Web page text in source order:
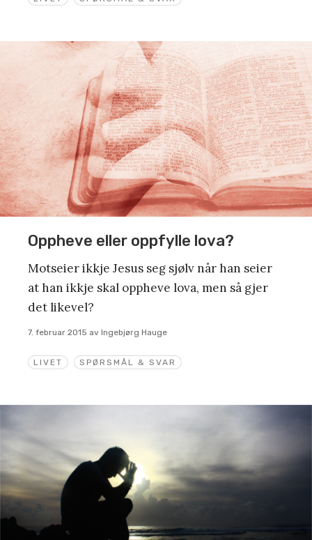
LIVET SPØRSMÅL & SVAR
Oppheve eller oppfylle lova?
Motseier ikkje Jesus seg sjølv når han seier
at han ikkje skal oppheve lova, men så gjer
det likevel?
7. februar 2015 av Ingebjørg Hauge